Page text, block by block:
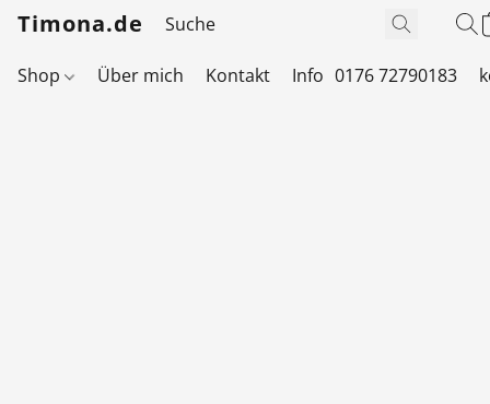
Timona.de
Shop Über mich Kontakt Info 0176 72790183